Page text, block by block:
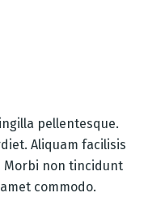
pellentesque.
Aliquam facilisis
Morbi non tincidunt
commodo.